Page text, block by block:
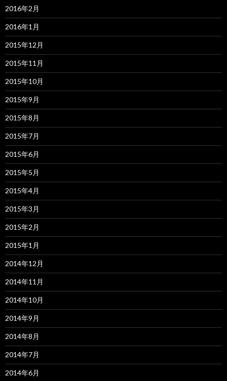
2016年2月
2016年1月
2015年12月
2015年11月
2015年10月
2015年9月
2015年8月
2015年7月
2015年6月
2015年5月
2015年4月
2015年3月
2015年2月
2015年1月
2014年12月
2014年11月
2014年10月
2014年9月
2014年8月
2014年7月
2014年6月